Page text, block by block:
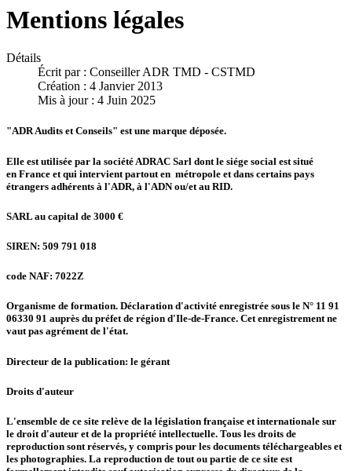
Mentions légales
Détails
Écrit par : Conseiller ADR TMD - CSTMD
Création : 4 Janvier 2013
Mis à jour : 4 Juin 2025
"ADR Audits et Conseils" est une marque déposée.
Elle est utilisée par la société ADRAC Sarl dont le siége social est situé
en France et qui intervient partout en métropole et dans certains pays
étrangers adhérents à l'ADR, à l'ADN ou/et au RID.
SARL au capital de 3000 €
SIREN: 509 791 018
code NAF: 7022Z
Organisme de formation. Déclaration d'activité enregistrée sous le N° 11 91
06330 91 auprès du préfet de région d'Ile-de-France. Cet enregistrement ne
vaut pas agrément de l'état.
Directeur de la publication: le gérant
Droits d'auteur
L'ensemble de ce site relève de la législation française et internationale sur
le droit d'auteur et de la propriété intellectuelle. Tous les droits de
reproduction sont réservés, y compris pour les documents téléchargeables et
les photographies. La reproduction de tout ou partie de ce site est